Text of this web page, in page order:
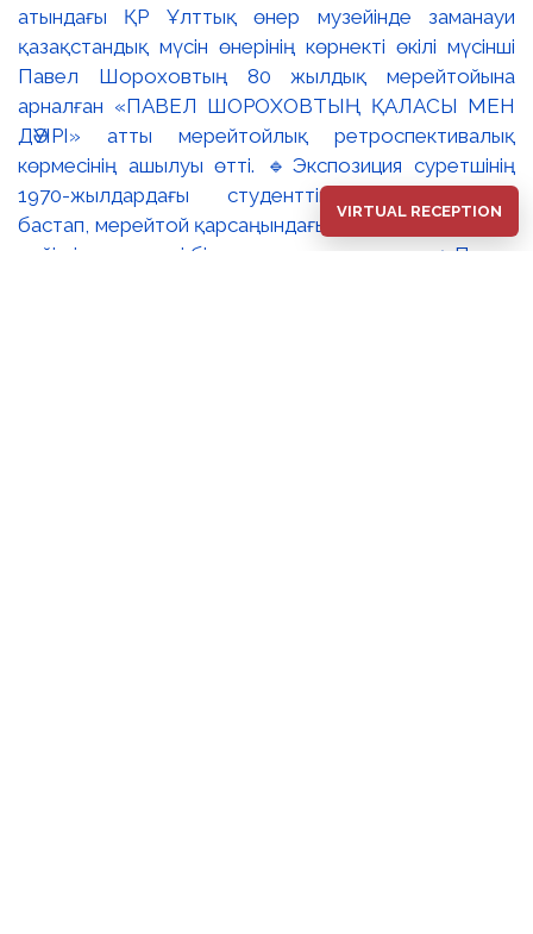
атындағы ҚР Ұлттық өнер музейінде заманауи
қазақстандық мүсін өнерінің көрнекті өкілі мүсінші
Павел Шороховтың 80 жылдық мерейтойына
арналған «ПАВЕЛ ШОРОХОВТЫҢ ҚАЛАСЫ МЕН
ДӘУІРІ» атты мерейтойлық ретроспективалық
көрмесінің ашылуы өтті. 🔹Экспозиция суретшінің
1970-жылдардағы студенттік туындыларынан
бастап, мерейтой қарсаңындағы соңғы еңбектеріне
дейінгі әр кезеңді бір арнаға тоғыстырады. 🔸Павел
VIRTUAL RECEPTION